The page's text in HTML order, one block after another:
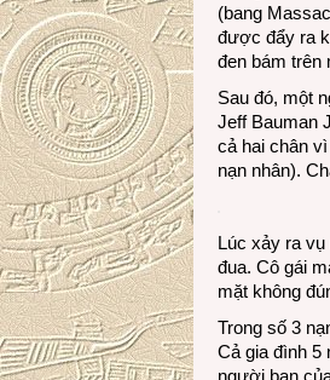
(bang
được đẩy ra
đen bám trên
Sau đó, một
Jeff Bauman
cả hai chân
nạn nhân).
Lúc xảy ra
đua. Cô gái
mặt không
Trong số 3
Cả gia đình 5
người bạn